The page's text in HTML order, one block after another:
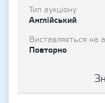
Тип аукціону
Англійський
Виставляється на
Повторно